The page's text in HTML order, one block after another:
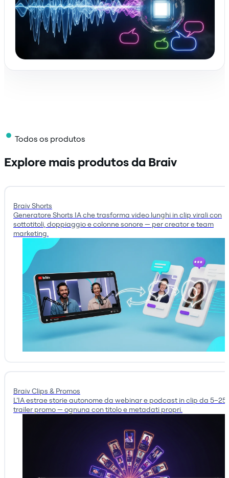
Todos os produtos
Explore mais produtos da Braiv
Braiv Shorts
Generatore Shorts IA che trasforma video lunghi in clip virali con
sottotitoli, doppiaggio e colonne sonore — per creator e team
marketing.
Braiv Clips & Promos
L’IA estrae storie autonome da webinar e podcast in clip da 5–25
trailer promo — ognuna con titolo e metadati propri.